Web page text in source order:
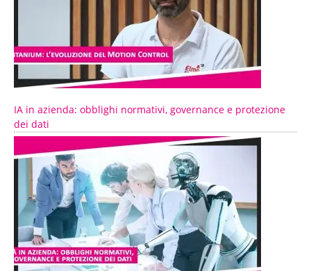
IA in azienda: obblighi normativi, governance e protezione
dei dati